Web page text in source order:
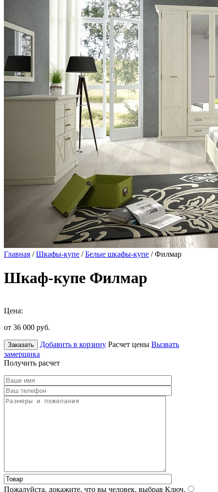
Главная /Шкафы-купе /Белые шкафы-купе / Филмар
Шкаф-купе Филмар
Цена:
от 36 000 руб.
Заказать Добавить в корзину Расчет цены Вызвать
замерщика
Получить расчет
Пожалуйста, докажите, что вы человек, выбрав Ключ.